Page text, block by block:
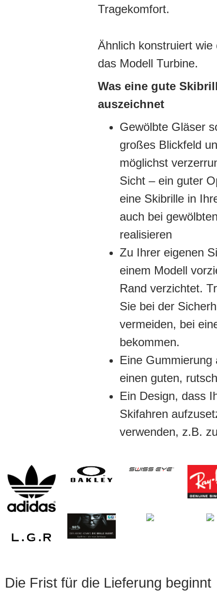
Tragekomfort.
Ähnlich konstruiert wie
das Modell Turbine.
Was eine gute
auszeichnet
Gewölbte Gläser
großes Blickfeld
möglichst
Sicht – ein guter
eine Skibrille in
auch bei
realisieren
Zu Ihrer eigenen
einem Modell
Rand verzichtet.
Sie bei der
vermeiden, bei
bekommen.
Eine
einen guten,
Ein Design, dass
Skifahren
verwenden, z.B.
Die Frist für die Lieferung beginnt